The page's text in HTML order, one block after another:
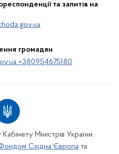
та запитів на
громадян
+380954675180
Міністрів України.
Східна Європа та